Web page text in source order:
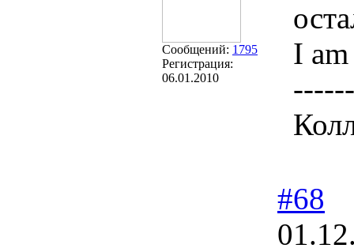
Сообщений: 1795
Регистрация:
06.01.2010
I
#68